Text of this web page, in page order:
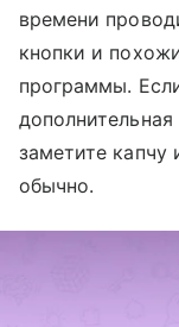
времени
кнопки и
программы.
заметите капчу
обычно.